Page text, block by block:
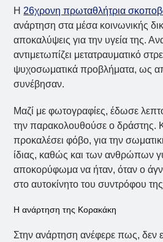
Η 26χρονη πρωταθλήτρια
ανάρτηση στα μέσα κοινωνικής
αποκαλύψεις για την υγεία της.
αντιμετωπίζει μετατραυματικό
ψυχοσωματικά προβλήματα, ως
συνέβησαν.
Μαζί με φωτογραφίες, έδωσε
την παρακολουθούσε ο δράστης.
προκαλέσει φόβο, για την
ίδιας, καθώς και των ανθρώπων
αποκορύφωμα να ήταν, όταν ο
στο αυτοκίνητο του συντρόφου
Η ανάρτηση της Κορακάκη
Στην ανάρτηση ανέφερε πως, δεν